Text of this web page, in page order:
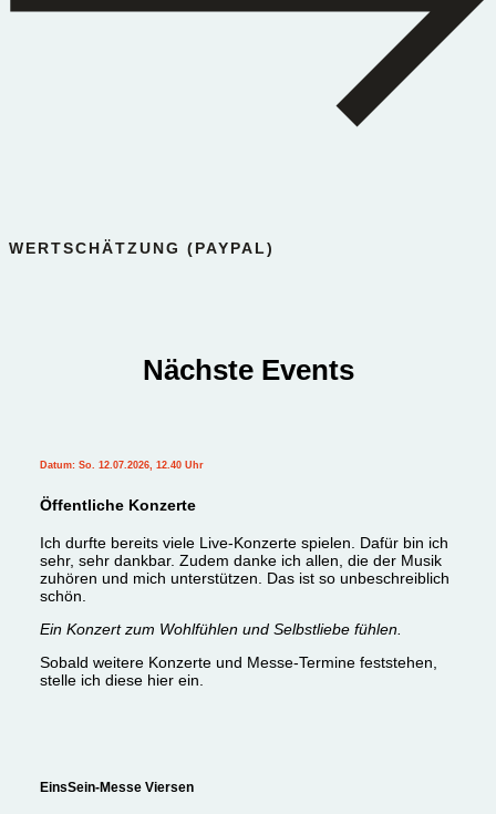
WERTSCHÄTZUNG (PAYPAL)
Nächste Events
Datum: So. 12.07.2026, 12.40 Uhr
Öffentliche Konzerte
Ich durfte bereits viele Live-Konzerte spielen. Dafür bin ich
sehr, sehr dankbar. Zudem danke ich allen, die der Musik
zuhören und mich unterstützen. Das ist so unbeschreiblich
schön.
Ein Konzert zum Wohlfühlen und Selbstliebe fühlen.
Sobald weitere Konzerte und Messe-Termine feststehen,
stelle ich diese hier ein.
EinsSein-Messe Viersen